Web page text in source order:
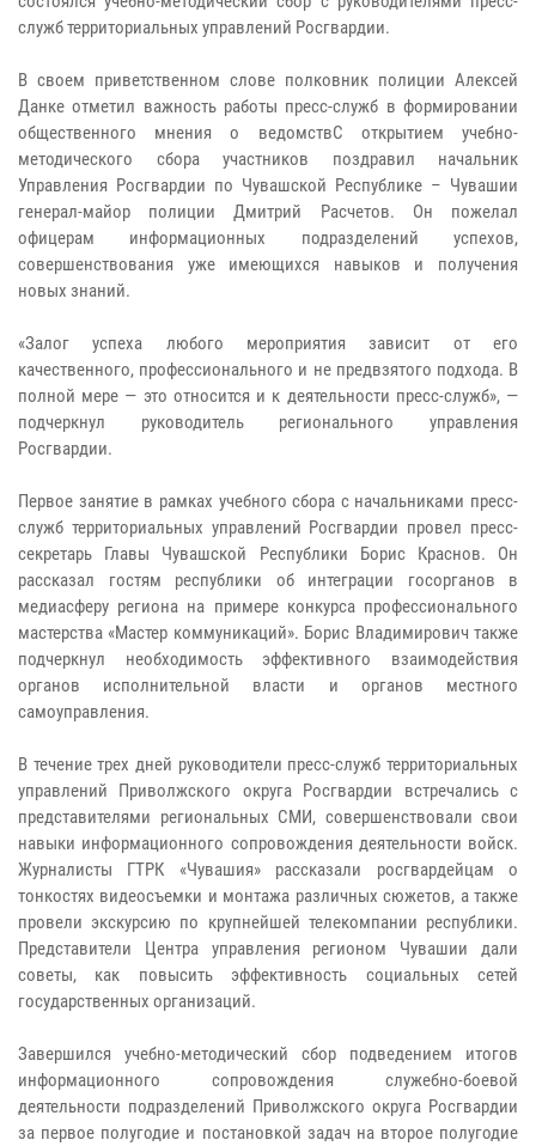
служб территориальных управлений Росгвардии.
В своем приветственном слове полковник полиции Алексей
Данке отметил важность работы пресс-служб в формировании
общественного мнения о ведомствС открытием учебно-
методического сбора участников поздравил начальник
Управления Росгвардии по Чувашской Республике – Чувашии
генерал-майор полиции Дмитрий Расчетов. Он пожелал
офицерам информационных подразделений успехов,
совершенствования уже имеющихся навыков и получения
новых знаний.
«Залог успеха любого мероприятия зависит от его
качественного, профессионального и не предвзятого подхода. В
полной мере — это относится и к деятельности пресс-служб», —
подчеркнул руководитель регионального управления
Росгвардии.
Первое занятие в рамках учебного сбора с начальниками пресс-
служб территориальных управлений Росгвардии провел пресс-
секретарь Главы Чувашской Республики Борис Краснов. Он
рассказал гостям республики об интеграции госорганов в
медиасферу региона на примере конкурса профессионального
мастерства «Мастер коммуникаций». Борис Владимирович также
подчеркнул необходимость эффективного взаимодействия
органов исполнительной власти и органов местного
самоуправления.
В течение трех дней руководители пресс-служб территориальных
управлений Приволжского округа Росгвардии встречались с
представителями региональных СМИ, совершенствовали свои
навыки информационного сопровождения деятельности войск.
Журналисты ГТРК «Чувашия» рассказали росгвардейцам о
тонкостях видеосъемки и монтажа различных сюжетов, а также
провели экскурсию по крупнейшей телекомпании республики.
Представители Центра управления регионом Чувашии дали
советы, как повысить эффективность социальных сетей
государственных организаций.
Завершился учебно-методический сбор подведением итогов
информационного сопровождения служебно-боевой
деятельности подразделений Приволжского округа Росгвардии
за первое полугодие и постановкой задач на второе полугодие